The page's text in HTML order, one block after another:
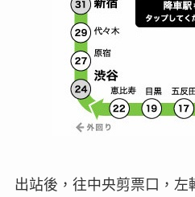
出站後，往中央剪票口，左